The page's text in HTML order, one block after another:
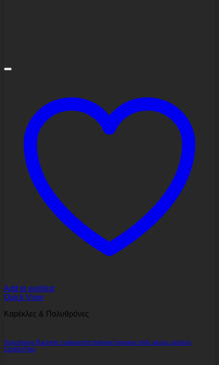
Add to wishlist
Quick View
Καρέκλες & Πολυθρόνες
Πολυθρόνα Rachele I pakoworld ανθρακί ύφασμα-πόδι μαύρο μέταλλο
52x65x79εκ